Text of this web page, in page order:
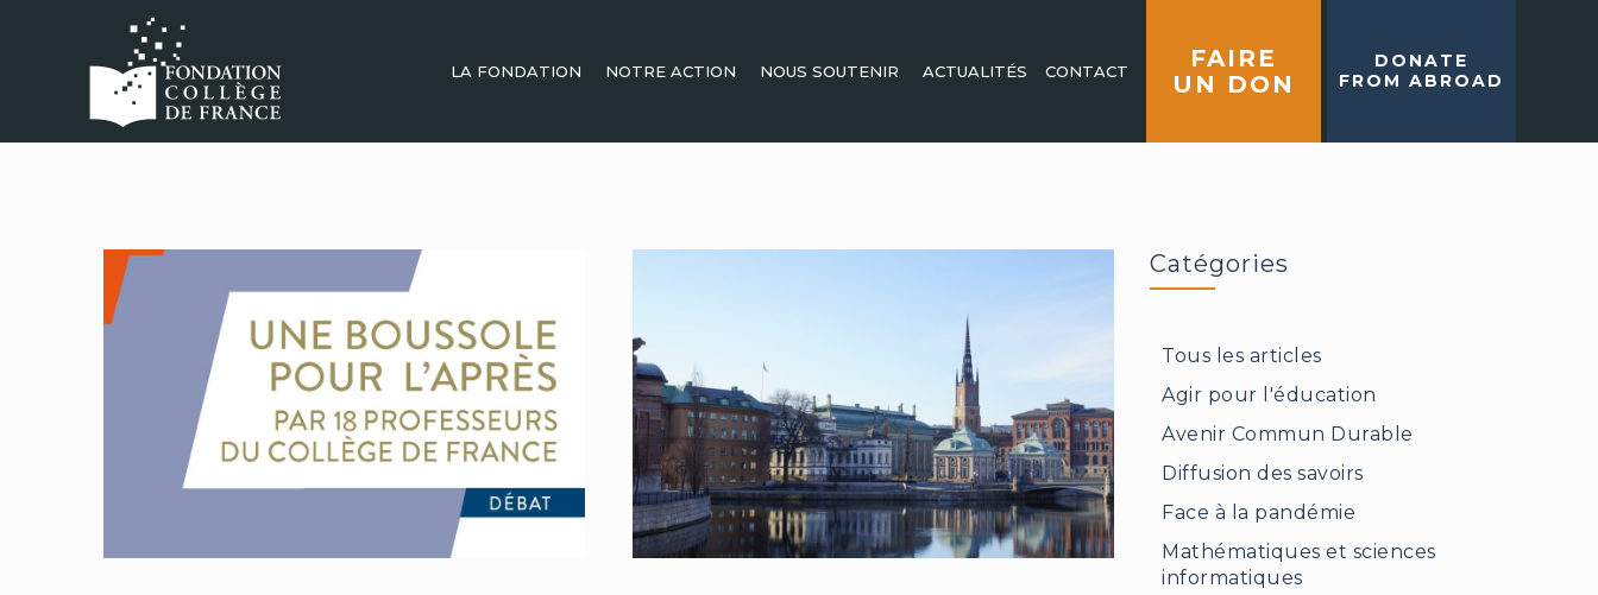
LA FONDATION NOTRE ACTION NOUS SOUTENIR ACTUALITÉS CONTACT
FAIRE
UN DON
DONATE
FROM ABROAD
Catégories
Tous les articles
Agir pour l'éducation
Avenir Commun Durable
Diffusion des savoirs
Face à la pandémie
Mathématiques et sciences
informatiques